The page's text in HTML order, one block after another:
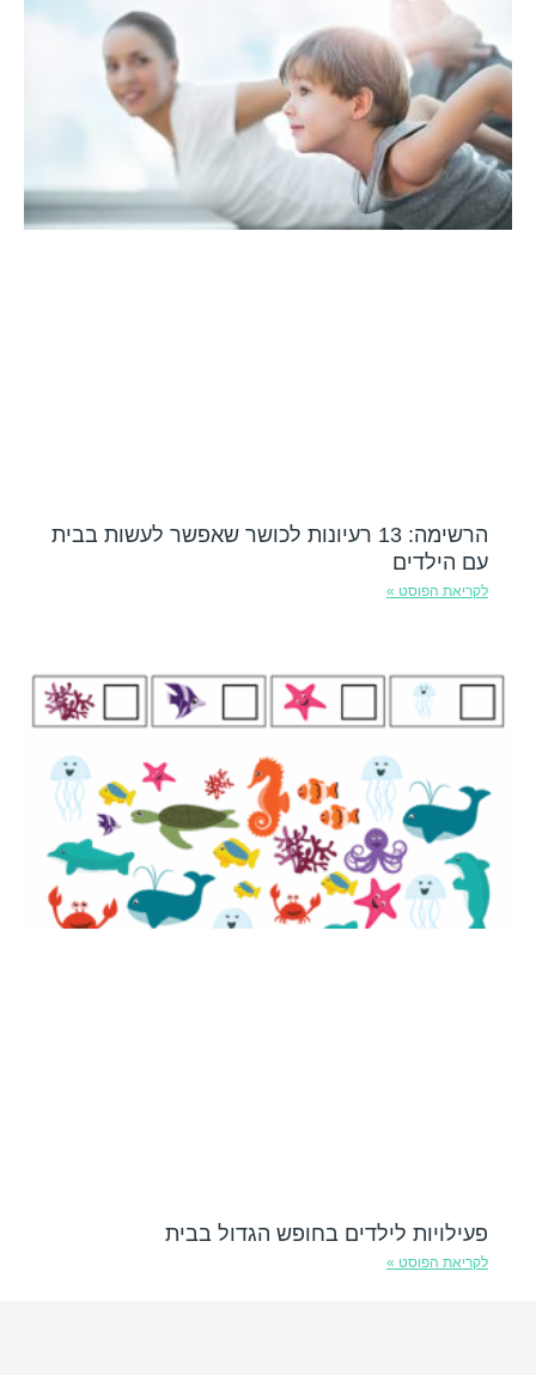
הרשימה: 13 רעיונות לכושר שאפשר לעשות בבית
עם הילדים
לקריאת הפוסט »
פעילויות לילדים בחופש הגדול בבית
לקריאת הפוסט »